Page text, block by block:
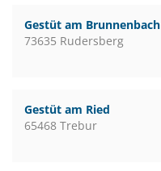
Gestüt am Brunnenbach
73635 Rudersberg
Gestüt am Ried
65468 Trebur